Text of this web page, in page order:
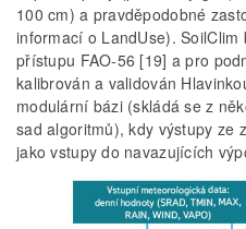
100 cm) a pravděpodobné
informací o LandUse).
přístupu FAO-56 [19] a pro
kalibrován a validován
modulární bázi (skládá se z
sad algoritmů), kdy výstupy ze
jako vstupy do navazujících